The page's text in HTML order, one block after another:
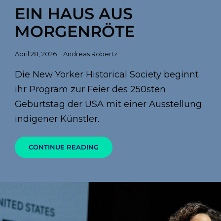
Links
EIN HAUS AUS
MORGENRÖTE
Posted
April 28, 2026 Andreas Robertz
Die New Yorker Historical Society beginnt
ihr Program zur Feier des 250sten
Geburtstag der USA mit einer Ausstellung
indigener Künstler.
CONTINUE READING
HAUS